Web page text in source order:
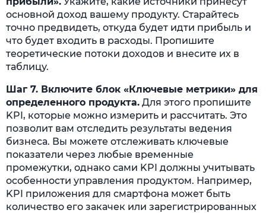
основной доход вашему продукту. Старайтесь
точно предвидеть, откуда будет идти прибыль и
что будет входить в расходы. Пропишите
теоретические потоки доходов и внесите их в
таблицу.
Шаг 7. Включите блок «Ключевые метрики» для
определенного продукта. Для этого пропишите
KPI, которые можно измерить и рассчитать. Это
позволит вам отследить результаты ведения
бизнеса. Вы можете отслеживать ключевые
показатели через любые временные
промежутки, однако сами KPI должны учитывать
особенности управления продуктом. Например,
KPI приложения для смартфона может быть
количество его закачек или зарегистрированных